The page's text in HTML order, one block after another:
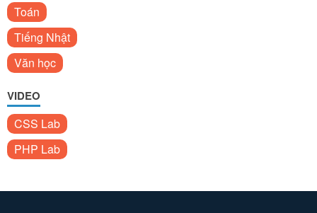
Toán
Tiếng Nhật
Văn học
VIDEO
CSS Lab
PHP Lab